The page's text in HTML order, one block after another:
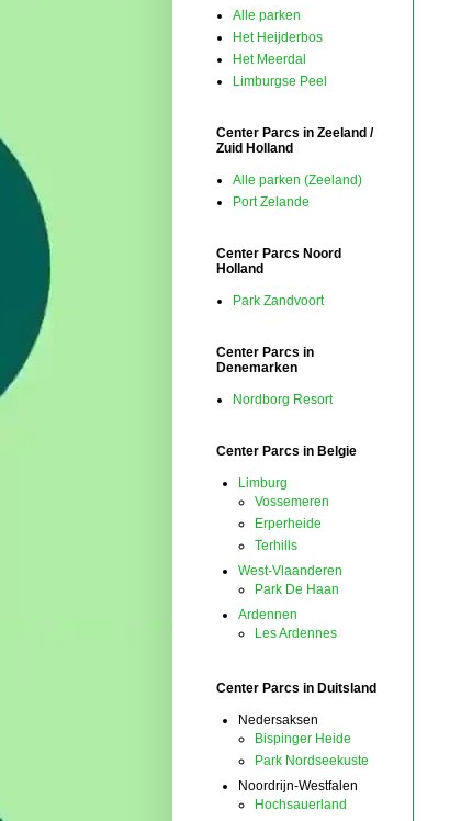
Alle parken
Het Heijderbos
Het Meerdal
Limburgse Peel
Center Parcs in Zeeland /
Zuid Holland
Alle parken (Zeeland)
Port Zelande
Center Parcs Noord
Holland
Park Zandvoort
Center Parcs in
Denemarken
Nordborg Resort
Center Parcs in Belgie
Limburg
Vossemeren
Erperheide
Terhills
West-Vlaanderen
Park De Haan
Ardennen
Les Ardennes
Center Parcs in Duitsland
Nedersaksen
Bispinger Heide
Park Nordseekuste
Noordrijn-Westfalen
Hochsauerland